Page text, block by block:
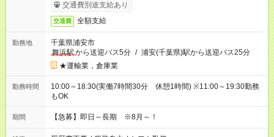
交通費別途支給あり
交通費 全額支給
勤務地
千葉県浦安市
舞浜駅から送迎バス5分 / 浦安(千葉県)駅から送迎バス25分
★運輸業，倉庫業
勤務時間
10:00～18:30(実働7時間30分 休憩1時間) ※11:00～19:30勤務
もOK
期間 【急募】即日～長期 ※8月～！